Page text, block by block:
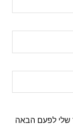
שלי לפעם הבאה